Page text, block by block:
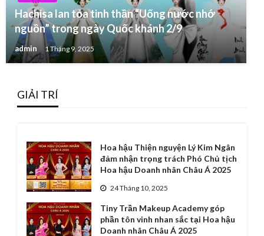
Hachisa lan tỏa tinh thần “Uống nước nhớ
nguồn” trong ngày Quốc khánh 2/9
admin 1 Tháng 9, 2025
GIẢI TRÍ
Hoa hậu Thiện nguyện Lý Kim Ngân
đảm nhận trọng trách Phó Chủ tịch
Hoa hậu Doanh nhân Châu Á 2025
24 Tháng 10, 2025
Tiny Trần Makeup Academy góp
phần tôn vinh nhan sắc tại Hoa hậu
Doanh nhân Châu Á 2025